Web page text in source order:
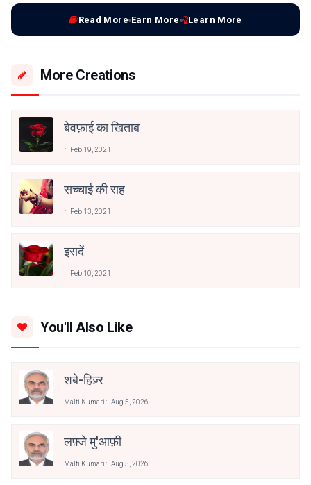
Read More Earn More Learn More
More Creations
बेवफ़ाई का खिताब
Feb 19, 2021
सच्चाई की राह
Feb 13, 2021
इरादें
Feb 10, 2021
You'll Also Like
शबे-हिज़्र
Malti Kumari Aug 5, 2026
लफ़्जे मु'आफ़ी
Malti Kumari Aug 5, 2026